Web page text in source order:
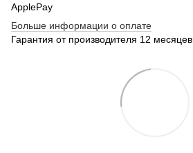
ApplePay
Больше информации о оплате
Гарантия от производителя 12 месяцев